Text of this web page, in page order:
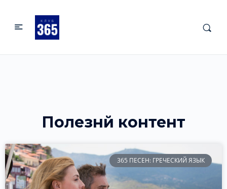
Полезнй контент
365 ПЕСЕН: ГРЕЧЕСКИЙ ЯЗЫК